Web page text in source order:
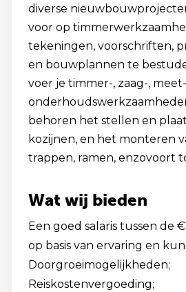
diverse
voor op
tekeningen, voorschriften,
en bouwplannen te
voer je timmer-, zaag-,
behoren het stellen en
kozijnen, en het monteren
trappen, ramen, enzovoort
Wat wij bieden
Een goed salaris tussen de
op basis van ervaring en
Doorgroeimogelijkheden;
Reiskostenvergoeding;